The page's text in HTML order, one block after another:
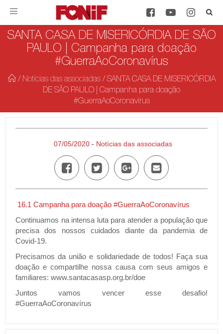
Toggle
SANTA CASA DE MISERICÓRDIA DE SÃO
PAULO | Campanha para doação
#GuerraAoCoronavírus
/ Notícias das associadas/ SANTA CASA DE MISERICÓRDIA
DE SÃO PAULO | Campanha para doação
#GuerraAoCoronavírus
07/05/2020 - Notícias das associadas
16.1 Campanha para doação #GuerraAoCoronavírus
Continuamos na intensa luta para atender a população que
precisa dos nossos cuidados diante da pandemia de
Covid-19.
Precisamos da união e solidariedade de todos! Faça sua
doação e compartilhe nossa causa com seus amigos e
familiares: www.santacasasp.org.br/doe
Juntos vamos vencer esse desafio!
#GuerraAoCoronavírus